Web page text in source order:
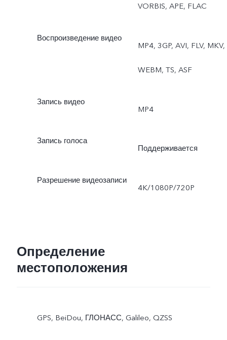
VORBIS, APE, FLAC
Воспроизведение видео
MP4, 3GP, AVI, FLV, MKV,
WEBM, TS, ASF
Запись видео
MP4
Запись голоса
Поддерживается
Разрешение видеозаписи
4K/1080P/720P
Определение
местоположения
GPS, BeiDou, ГЛОНАСС, Galileo, QZSS